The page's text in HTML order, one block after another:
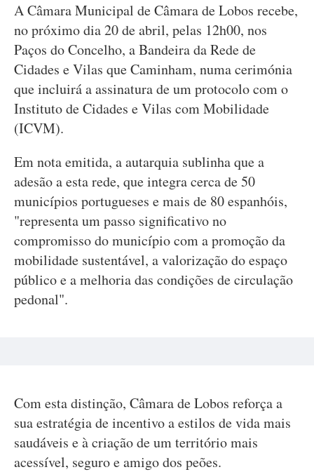
A Câmara Municipal de Câmara de Lobos recebe,
no próximo dia 20 de abril, pelas 12h00, nos
Paços do Concelho, a Bandeira da Rede de
Cidades e Vilas que Caminham, numa cerimónia
que incluirá a assinatura de um protocolo com o
Instituto de Cidades e Vilas com Mobilidade
(ICVM).
Em nota emitida, a autarquia sublinha que a
adesão a esta rede, que integra cerca de 50
municípios portugueses e mais de 80 espanhóis,
"representa um passo significativo no
compromisso do município com a promoção da
mobilidade sustentável, a valorização do espaço
público e a melhoria das condições de circulação
pedonal".
Com esta distinção, Câmara de Lobos reforça a
sua estratégia de incentivo a estilos de vida mais
saudáveis e à criação de um território mais
acessível, seguro e amigo dos peões.